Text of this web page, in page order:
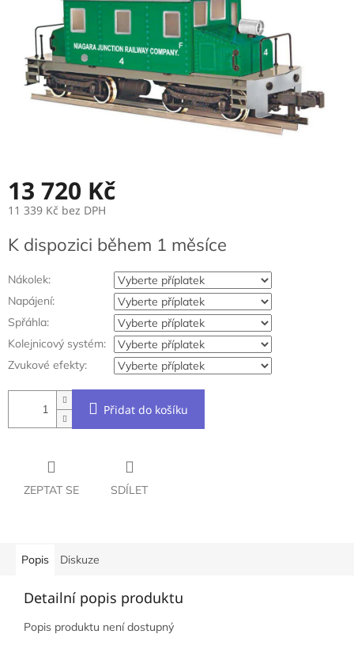
13 720 Kč
11 339 Kč bez DPH
cena:
K dispozici během 1 měsíce
Nákolek:
Napájení:
Spřáhla:
Kolejnicový systém:
Zvukové efekty:
Přidat do košíku
ZEPTAT SE SDÍLET
Popis Diskuze
Detailní popis produktu
Popis produktu není dostupný